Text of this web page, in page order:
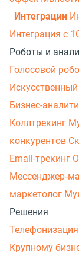
Интеграции
Интеграция с
Роботы и
Голосовой
Бизнес-
Коллтрекинг
конкурентов
Email-трекинг
маркетолог
Решения
Крупному